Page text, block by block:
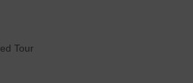
Tour